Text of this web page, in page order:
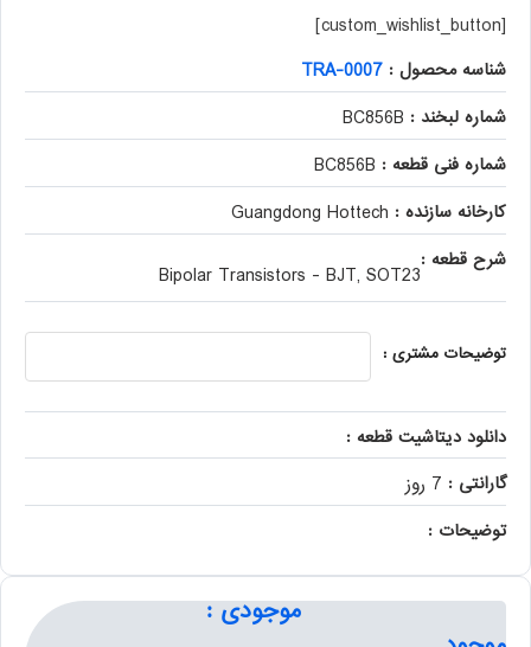
[custom_wishlist_button]
شناسه محصول : TRA-0007
شماره لبخند : BC856B
شماره فنی قطعه : BC856B
کارخانه سازنده : Guangdong Hottech
شرح قطعه :
Bipolar Transistors - BJT, SOT23
توضیحات مشتری :
دانلود دیتاشیت قطعه :
گارانتی : 7 روز
توضیحات :
موجودی :